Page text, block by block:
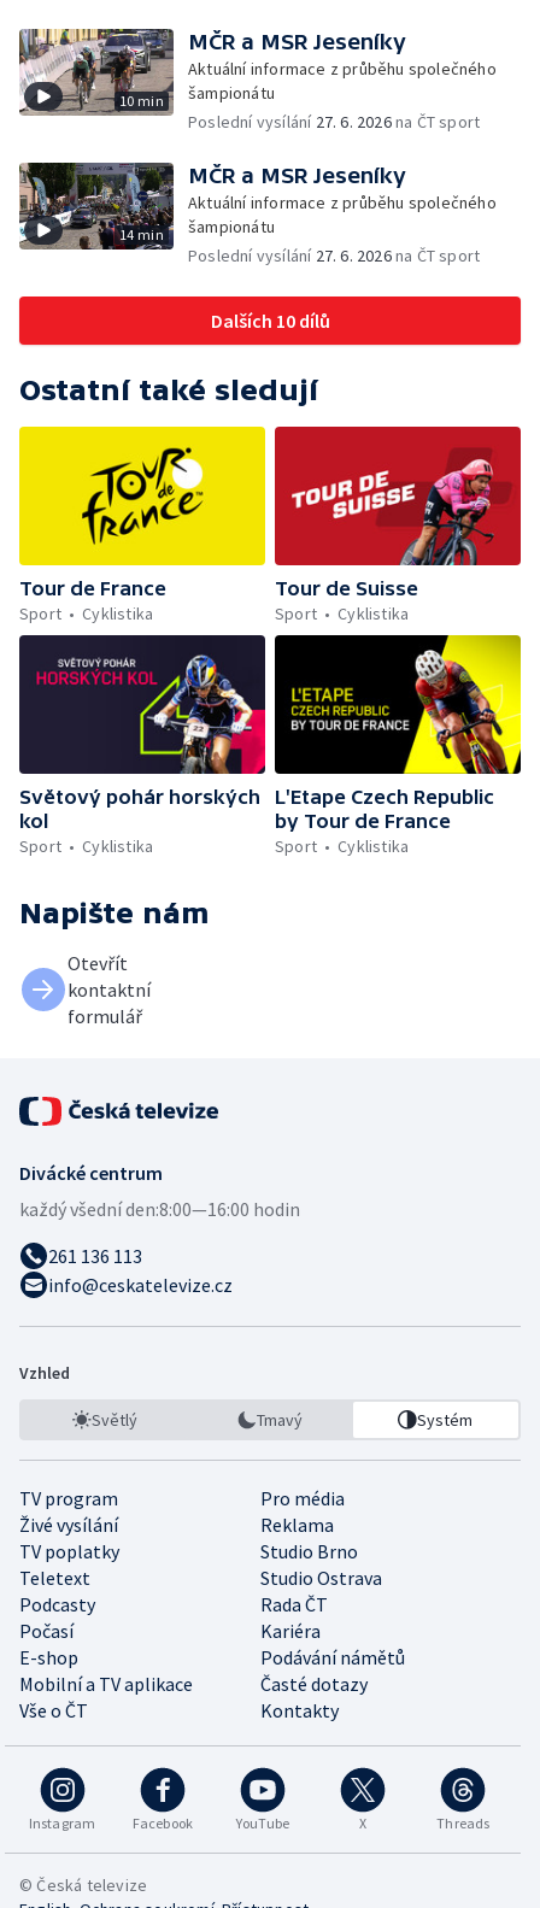
10 min
MČR a MSR Jeseníky
Aktuální informace z průběhu společného
šampionátu
Poslední vysílání 27. 6. 2026na ČT sport
14 min
MČR a MSR Jeseníky
Aktuální informace z průběhu společného
šampionátu
Poslední vysílání 27. 6. 2026na ČT sport
Dalších 10 dílů
Ostatní také sledují
Tour de France
Sport
Cyklistika
Tour de Suisse
Sport
Cyklistika
Světový pohár horských
kol
Sport
Cyklistika
L'Etape Czech Republic
by Tour de France
Sport
Cyklistika
Napište nám
Otevřít
kontaktní
formulář
Divácké centrum
každý všední den:8:00—16:00 hodin
261 136 113
info@ceskatelevize.cz
Vzhled
Světlý Tmavý Systém
TV program
Pro média
Živé vysílání
Reklama
TV poplatky
Studio Brno
Teletext
Studio Ostrava
Podcasty
Rada ČT
Počasí
Kariéra
E-shop
Podávání námětů
Mobilní a TV aplikace
Časté dotazy
Vše o ČT
Kontakty
Instagram Facebook YouTube X Threads
© Česká televize